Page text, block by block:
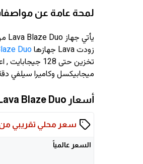
لمحة عامة عن مواصفات
يأتي جهاز Lava Blaze Duo من
زودت Lava جهازها
Duo
ميجابيكسل وكاميرا سيلفي دقة 16
أسعار Lava Blaze Duo التفصيلية
سعر محلي تقريبي من
السعر عالمياً